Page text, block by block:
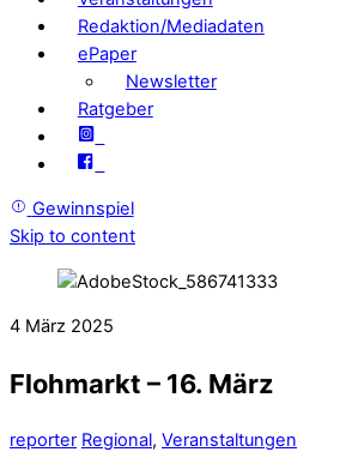
Redaktion/Mediadaten
ePaper
Newsletter
Ratgeber
Gewinnspiel
Skip to content
4 März 2025
Flohmarkt – 16. März
reporter Regional, Veranstaltungen